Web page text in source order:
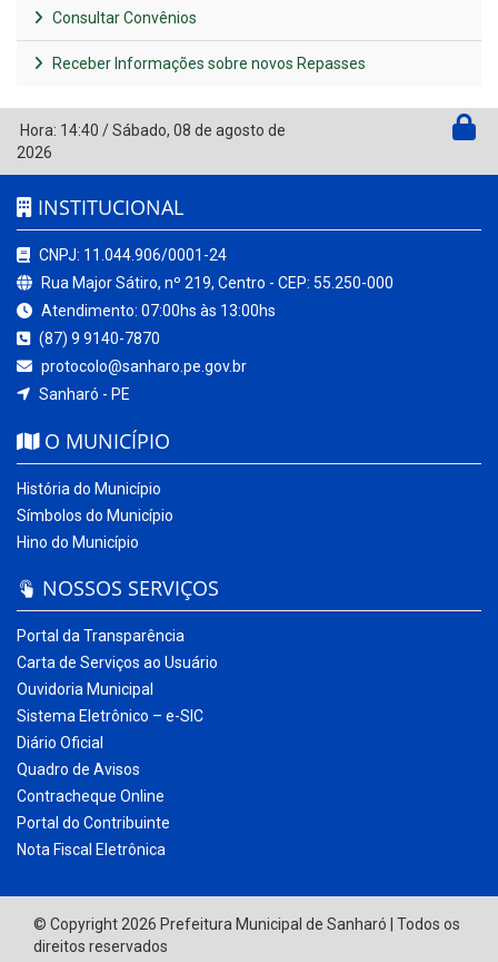
Consultar Convênios
Receber Informações sobre novos Repasses
Hora: 14:40 /Sábado, 08 de agosto de
2026
INSTITUCIONAL
CNPJ: 11.044.906/0001-24
Rua Major Sátiro, nº 219, Centro - CEP: 55.250-000
Atendimento: 07:00hs às 13:00hs
(87) 9 9140-7870
protocolo@sanharo.pe.gov.br
Sanharó - PE
O MUNICÍPIO
História do Município
Símbolos do Município
Hino do Município
NOSSOS SERVIÇOS
Portal da Transparência
Carta de Serviços ao Usuário
Ouvidoria Municipal
Sistema Eletrônico – e-SIC
Diário Oficial
Quadro de Avisos
Contracheque Online
Portal do Contribuinte
Nota Fiscal Eletrônica
© Copyright 2026 Prefeitura Municipal de Sanharó | Todos os
direitos reservados